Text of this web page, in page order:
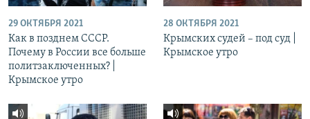
29 ОКТЯБРЯ 2021
Как в позднем СССР.
Почему в России все больше
политзаключенных? |
Крымское утро
28 ОКТЯБРЯ 2021
Крымских судей – под суд |
Крымское утро